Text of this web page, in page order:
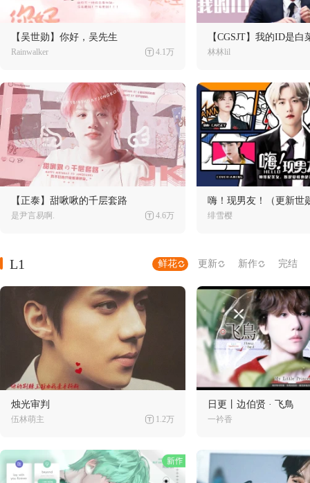
【吴世勋】你好，吴先生
Rainwalker 4.1万
【CGSJT】我的ID是白
林林lil
【正泰】甜啾啾的千层套路
是尹言易啊. 4.6万
嗨！现男友！（更新世
绯雪樱
L1 鲜花 更新 新作 完结
烛光审判
伍林萌主 1.2万
日更丨边伯贤 · 飞鳥
一衿香